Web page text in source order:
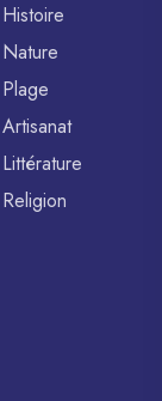
Histoire
Nature
Plage
Artisanat
Littérature
Religion